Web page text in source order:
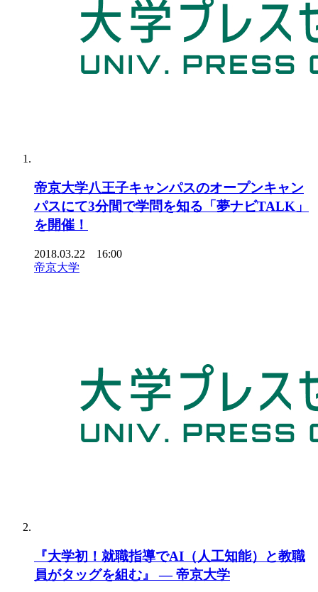
帝京大学八王子キャンパスのオープンキャン
パスにて3分間で学問を知る「夢ナビTALK」
を開催！
2018.03.22 16:00
帝京大学
『大学初！就職指導でAI（人工知能）と教職
員がタッグを組む』 — 帝京大学